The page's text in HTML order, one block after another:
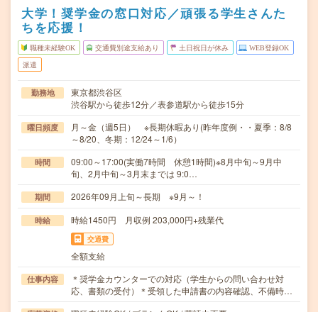
大学！奨学金の窓口対応／頑張る学生さんた
ちを応援！
職種未経験OK 交通費別途支給あり 土日祝日が休み WEB登録OK
派遣
勤務地
東京都渋谷区
渋谷駅から徒歩12分／表参道駅から徒歩15分
曜日頻度
月～金（週5日） ※長期休暇あり(昨年度例・・夏季：8/8
～8/20、冬期：12/24～1/6）
時間
09:00～17:00(実働7時間 休憩1時間)※8月中旬～9月中
旬、2月中旬～3月末までは 9:0…
期間 2026年09月上旬～長期 ※9月～！
時給 時給1450円 月収例 203,000円+残業代
交通費
全額支給
仕事内容
＊奨学金カウンターでの対応（学生からの問い合わせ対
応、書類の受付）＊受領した申請書の内容確認、不備時…